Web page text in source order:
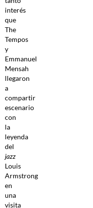
interés
que
The
Tempos
y
Emmanuel
Mensah
llegaron
a
compartir
escenario
con
la
leyenda
del
jazz
Louis
Armstrong
en
una
visita